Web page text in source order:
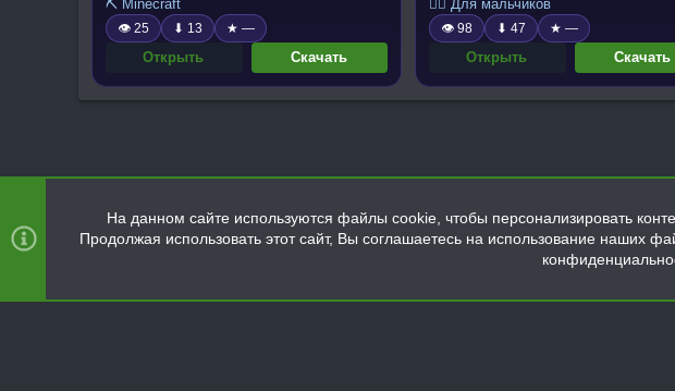
⛏️ Minecraft
👁 25 ⬇ 13 ★ —
Открыть Скачать
🧍‍♂️ Для мальчиков
👁 98 ⬇ 47 ★ —
Открыть Скачать
На данном сайте используются файлы cookie, чтобы персонализировать
Продолжая использовать этот сайт, Вы соглашаетесь на использование наших